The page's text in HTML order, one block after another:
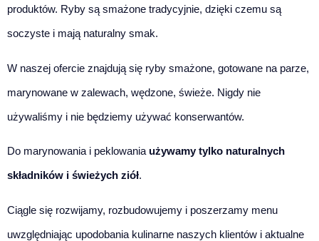
produktów. Ryby są smażone tradycyjnie, dzięki czemu są
soczyste i mają naturalny smak.
W naszej ofercie znajdują się ryby smażone, gotowane na parze,
marynowane w zalewach, wędzone, świeże. Nigdy nie
używaliśmy i nie będziemy używać konserwantów.
Do marynowania i peklowania używamy tylko naturalnych
składników i świeżych ziół.
Ciągle się rozwijamy, rozbudowujemy i poszerzamy menu
uwzględniając upodobania kulinarne naszych klientów i aktualne